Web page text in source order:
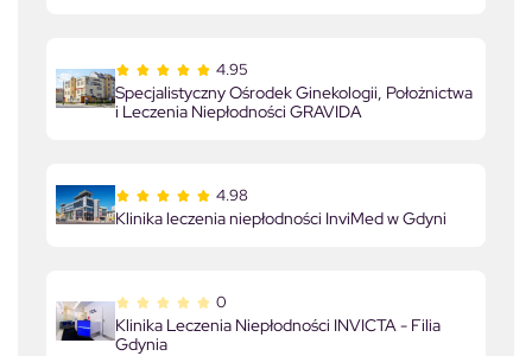
4.95
Specjalistyczny Ośrodek Ginekologii, Położnictwa
i Leczenia Niepłodności GRAVIDA
4.98
Klinika leczenia niepłodności InviMed w Gdyni
0
Klinika Leczenia Niepłodności INVICTA - Filia
Gdynia